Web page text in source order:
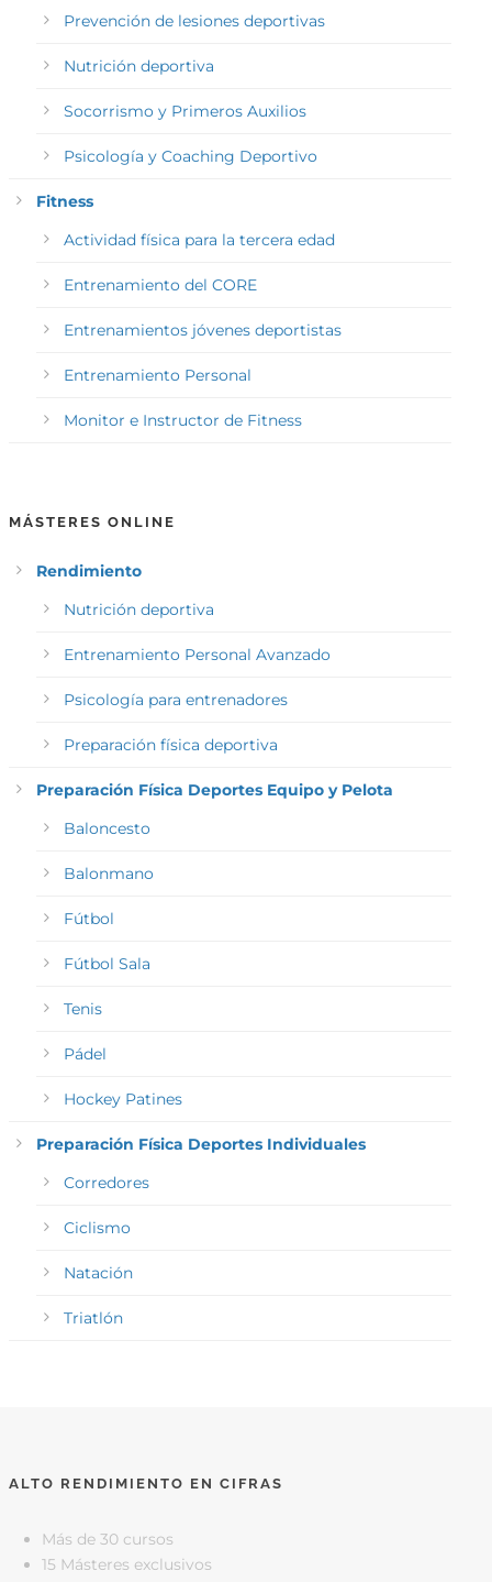
Prevención de lesiones deportivas
Nutrición deportiva
Socorrismo y Primeros Auxilios
Psicología y Coaching Deportivo
Fitness
Actividad física para la tercera edad
Entrenamiento del CORE
Entrenamientos jóvenes deportistas
Entrenamiento Personal
Monitor e Instructor de Fitness
MÁSTERES ONLINE
Rendimiento
Nutrición deportiva
Entrenamiento Personal Avanzado
Psicología para entrenadores
Preparación física deportiva
Preparación Física Deportes Equipo y Pelota
Baloncesto
Balonmano
Fútbol
Fútbol Sala
Tenis
Pádel
Hockey Patines
Preparación Física Deportes Individuales
Corredores
Ciclismo
Natación
Triatlón
ALTO RENDIMIENTO EN CIFRAS
Más de 30 cursos
15 Másteres exclusivos